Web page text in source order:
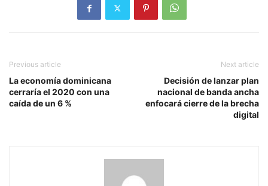
Previous article
La economía dominicana
cerraría el 2020 con una
caída de un 6 %
Next article
Decisión de lanzar plan
nacional de banda ancha
enfocará cierre de la brecha
digital